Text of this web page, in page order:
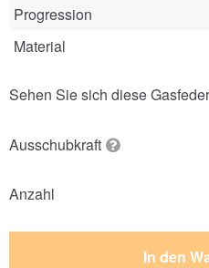
Progression
Material
Sehen Sie sich diese
Ausschubkraft
Anzahl
In den